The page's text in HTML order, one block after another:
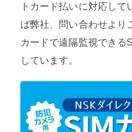
トカード払いに対応し
ば弊社、問い合わせより
カードで遠隔監視できる
しています。